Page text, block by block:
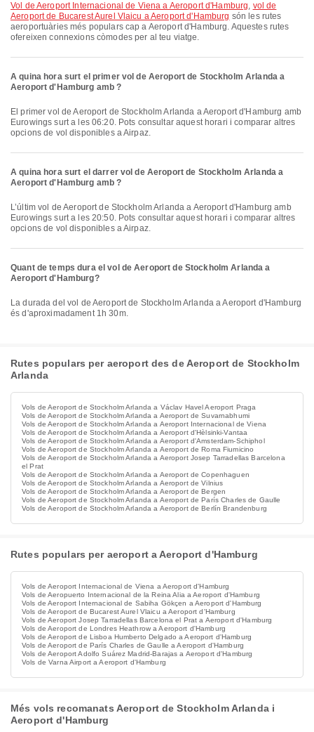
vol de Aeroport Internacional de Viena a Aeroport d'Hamburg, vol de
Aeroport de Bucarest Aurel Vlaicu a Aeroport d'Hamburg són les rutes
aeroportuàries més populars cap a Aeroport d'Hamburg. Aquestes rutes
ofereixen connexions còmodes per al teu viatge.
A quina hora surt el primer vol de Aeroport de Stockholm Arlanda a
Aeroport d'Hamburg amb ?
El primer vol de Aeroport de Stockholm Arlanda a Aeroport d'Hamburg amb
Eurowings surt a les 06:20. Pots consultar aquest horari i comparar altres
opcions de vol disponibles a Airpaz.
A quina hora surt el darrer vol de Aeroport de Stockholm Arlanda a
Aeroport d'Hamburg amb ?
L’últim vol de Aeroport de Stockholm Arlanda a Aeroport d'Hamburg amb
Eurowings surt a les 20:50. Pots consultar aquest horari i comparar altres
opcions de vol disponibles a Airpaz.
Quant de temps dura el vol de Aeroport de Stockholm Arlanda a
Aeroport d'Hamburg?
La durada del vol de Aeroport de Stockholm Arlanda a Aeroport d'Hamburg
és d'aproximadament 1h 30m.
Rutes populars per aeroport des de Aeroport de Stockholm
Arlanda
Vols de Aeroport de Stockholm Arlanda a Václav Havel Aeroport Praga
Vols de Aeroport de Stockholm Arlanda a Aeroport de Suvarnabhumi
Vols de Aeroport de Stockholm Arlanda a Aeroport Internacional de Viena
Vols de Aeroport de Stockholm Arlanda a Aeroport d'Hèlsinki-Vantaa
Vols de Aeroport de Stockholm Arlanda a Aeroport d'Amsterdam-Schiphol
Vols de Aeroport de Stockholm Arlanda a Aeroport de Roma Fiumicino
Vols de Aeroport de Stockholm Arlanda a Aeroport Josep Tarradellas Barcelona
el Prat
Vols de Aeroport de Stockholm Arlanda a Aeroport de Copenhaguen
Vols de Aeroport de Stockholm Arlanda a Aeroport de Vilnius
Vols de Aeroport de Stockholm Arlanda a Aeroport de Bergen
Vols de Aeroport de Stockholm Arlanda a Aeroport de París Charles de Gaulle
Vols de Aeroport de Stockholm Arlanda a Aeroport de Berlín Brandenburg
Rutes populars per aeroport a Aeroport d'Hamburg
Vols de Aeroport Internacional de Viena a Aeroport d'Hamburg
Vols de Aeropuerto Internacional de la Reina Alia a Aeroport d'Hamburg
Vols de Aeroport Internacional de Sabiha Gökçen a Aeroport d'Hamburg
Vols de Aeroport de Bucarest Aurel Vlaicu a Aeroport d'Hamburg
Vols de Aeroport Josep Tarradellas Barcelona el Prat a Aeroport d'Hamburg
Vols de Aeroport de Londres Heathrow a Aeroport d'Hamburg
Vols de Aeroport de Lisboa Humberto Delgado a Aeroport d'Hamburg
Vols de Aeroport de París Charles de Gaulle a Aeroport d'Hamburg
Vols de Aeroport Adolfo Suárez Madrid-Barajas a Aeroport d'Hamburg
Vols de Varna Airport a Aeroport d'Hamburg
Més vols recomanats Aeroport de Stockholm Arlanda i
Aeroport d'Hamburg